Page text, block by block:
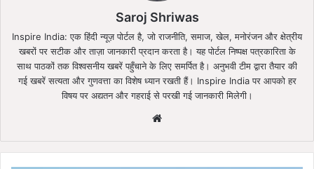
Saroj Shriwas
Inspire India: एक हिंदी न्यूज़ पोर्टल है, जो राजनीति, समाज, खेल, मनोरंजन और क्षेत्रीय
खबरों पर सटीक और ताज़ा जानकारी प्रदान करता है। यह पोर्टल निष्पक्ष पत्रकारिता के
साथ पाठकों तक विश्वसनीय खबरें पहुँचाने के लिए समर्पित है। अनुभवी टीम द्वारा तैयार की
गई खबरें सत्यता और गुणवत्ता का विशेष ध्यान रखती हैं। Inspire India पर आपको हर
विषय पर अद्यतन और गहराई से परखी गई जानकारी मिलेगी।